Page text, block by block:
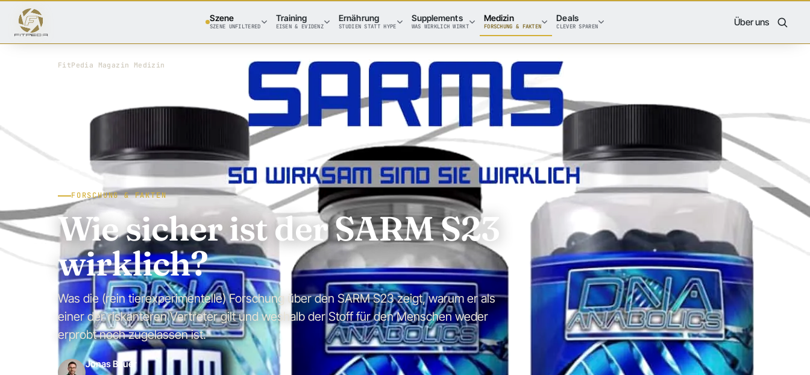
Szene
SZENE UNFILTERED
Training
EISEN & EVIDENZ
Ernährung
STUDIEN STATT HYPE
Supplements
WAS WIRKLICH WIRKT
Medizin
FORSCHUNG & FAKTEN
Deals
CLEVER SPAREN Über uns
FitPedia Magazin Medizin
FORSCHUNG & FAKTEN
Wie sicher ist der SARM S23
wirklich?
Was die (rein tierexperimentelle) Forschung über den SARM S23 zeigt, warum er als
einer der riskanteren Vertreter gilt und weshalb der Stoff für den Menschen weder
erprobt noch zugelassen ist.
Jonas Bauer